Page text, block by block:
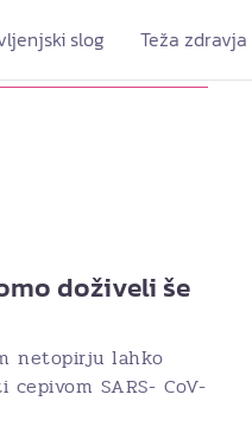
slog Teža zdravja
doživeli še
netopirju lahko
SARS- CoV-